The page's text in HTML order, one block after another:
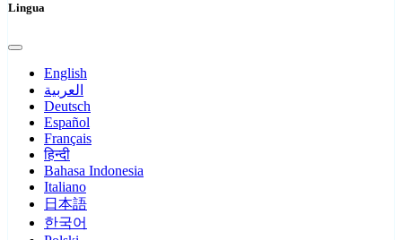
Lingua
English
العربية
Deutsch
Español
Français
हिन्दी
Bahasa Indonesia
Italiano
日本語
한국어